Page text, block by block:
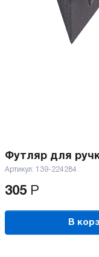
Футляр для
Артикул: 139-224284
305 Р
В